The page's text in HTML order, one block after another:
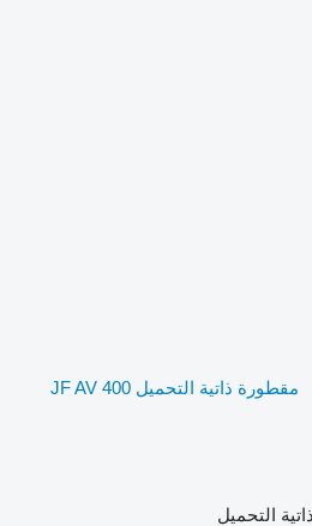
مقطورة ذاتية التحميل JF AV 400
التحميل